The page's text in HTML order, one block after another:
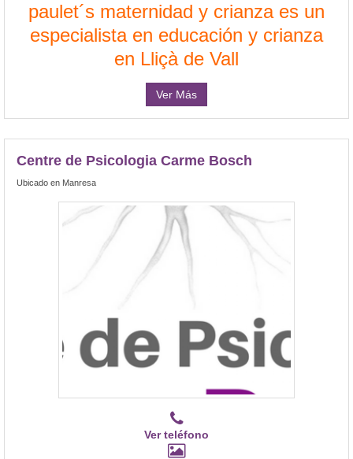
paulet´s maternidad y crianza es un
especialista en educación y crianza
en Lliçà de Vall
Ver Más
Centre de Psicologia Carme Bosch
Ubicado en Manresa
Ver teléfono